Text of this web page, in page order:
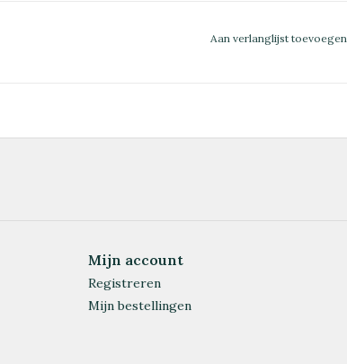
Aan verlanglijst toevoegen
Mijn account
Registreren
Mijn bestellingen